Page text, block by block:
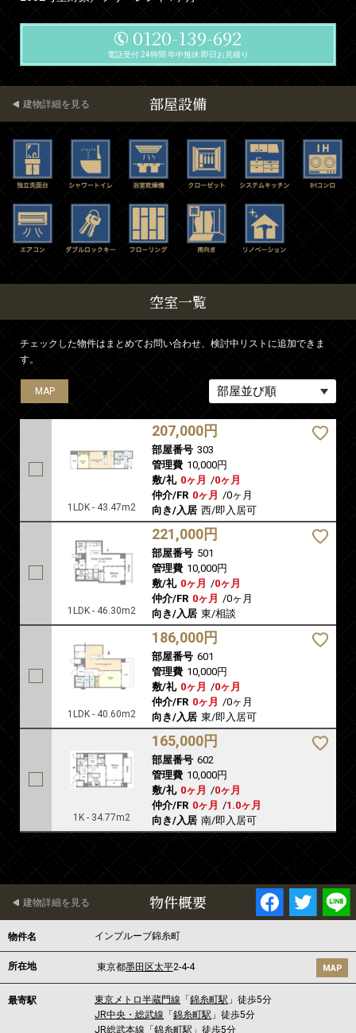
0120-139-692
電話受付 24時間 年中無休 即日お見積り
部屋設備
建物詳細を見る
空室一覧
チェックした物件はまとめてお問い合わせ、検討中リストに追加できま
す。
MAP
1LDK - 43.47m2
207,000円
部屋番号 303
管理費 10,000円
敷/礼 0ヶ月 /0ヶ月
仲介/FR 0ヶ月 /0ヶ月
向き/入居 西/即入居可
MAP
1LDK - 46.30m2
221,000円
部屋番号 501
管理費 10,000円
敷/礼 0ヶ月 /0ヶ月
仲介/FR 0ヶ月 /0ヶ月
向き/入居 東/相談
MAP
1LDK - 40.60m2
186,000円
部屋番号 601
管理費 10,000円
敷/礼 0ヶ月 /0ヶ月
仲介/FR 0ヶ月 /0ヶ月
向き/入居 東/即入居可
MAP
1K - 34.77m2
165,000円
部屋番号 602
管理費 10,000円
敷/礼 0ヶ月 /0ヶ月
仲介/FR 0ヶ月 /1.0ヶ月
向き/入居 南/即入居可
物件概要
建物詳細を見る
物件名 インプルーブ錦糸町
所在地 東京都墨田区太平2-4-4 MAP
最寄駅 東京メトロ半蔵門線 「錦糸町駅 」徒歩5分
JR中央・総武線 「錦糸町駅 」徒歩5分
JR総武本線 「錦糸町駅 」徒歩5分